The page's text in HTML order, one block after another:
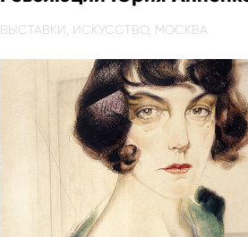
ВЫСТАВКИ, ИСКУССТВО, МОСКВА